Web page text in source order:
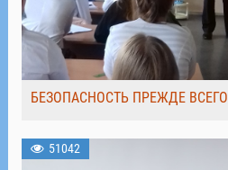
БЕЗОПАСНОСТЬ ПРЕЖДЕ ВСЕГО
51042